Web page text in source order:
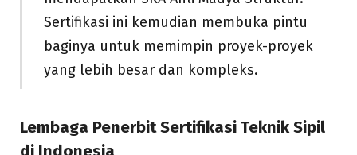
Sertifikasi ini kemudian membuka pintu
baginya untuk memimpin proyek-proyek
yang lebih besar dan kompleks.
Lembaga Penerbit Sertifikasi Teknik Sipil
di Indonesia